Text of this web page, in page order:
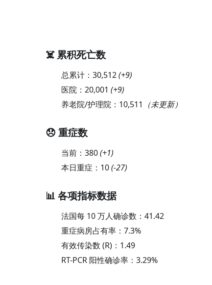
☠️ 累积死亡数
总累计： 30,512(+9)
医院： 20,001 (+9)
养老院/护理院： 10,511 （未更新）
😞 重症数
当前： 380(+1)
本日重症： 10(-27)
📊 各项指标数据
法国每 10 万人确诊数： 41.42
重症病房占有率： 7.3%
有效传染数 (R)： 1.49
RT-PCR 阳性确诊率： 3.29%